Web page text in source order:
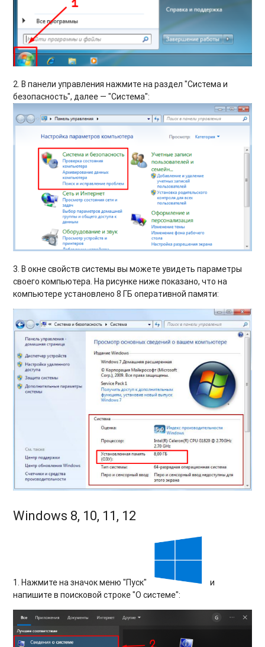
2. В панели управления нажмите на раздел "Система и
безопасность", далее — "Система":
3. В окне свойств системы вы можете увидеть параметры
своего компьютера. На рисунке ниже показано, что на
компьютере установлено 8 ГБ оперативной памяти:
Windows 8, 10, 11, 12
1. Нажмите на значок меню "Пуск"
и
напишите в поисковой строке "О системе":